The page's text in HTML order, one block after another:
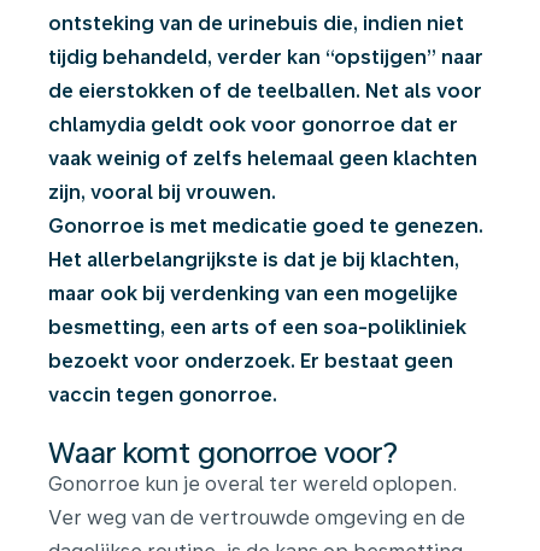
ontsteking van de urinebuis die, indien niet
tijdig behandeld, verder kan “opstijgen” naar
de eierstokken of de teelballen. Net als voor
chlamydia geldt ook voor gonorroe dat er
vaak weinig of zelfs helemaal geen klachten
zijn, vooral bij vrouwen.
Gonorroe is met medicatie goed te genezen.
Het allerbelangrijkste is dat je bij klachten,
maar ook bij verdenking van een mogelijke
besmetting, een arts of een soa-polikliniek
bezoekt voor onderzoek. Er bestaat geen
vaccin tegen gonorroe.
Waar komt gonorroe voor?
Gonorroe kun je overal ter wereld oplopen.
Ver weg van de vertrouwde omgeving en de